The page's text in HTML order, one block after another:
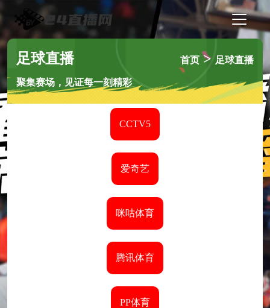
足球直播
聚集赛场，见证每一刻精彩
首页 > 足球直播
CCTV5
爱奇艺
咪咕体育
腾讯体育
PP体育